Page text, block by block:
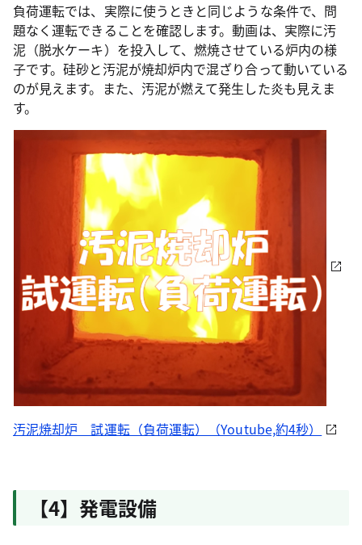
負荷運転では、実際に使うときと同じような条件で、問
題なく運転できることを確認します。動画は、実際に汚
泥（脱水ケーキ）を投入して、燃焼させている炉内の様
子です。硅砂と汚泥が焼却炉内で混ざり合って動いている
のが見えます。また、汚泥が燃えて発生した炎も見えま
す。
汚泥焼却炉 試運転（負荷運転）（Youtube,約4秒）
【4】発電設備